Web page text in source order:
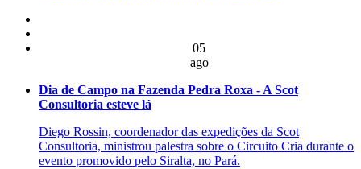
05
ago
Dia de Campo na Fazenda Pedra Roxa - A Scot
Consultoria esteve lá
Diego Rossin, coordenador das expedições da Scot
Consultoria, ministrou palestra sobre o Circuito Cria durante o
evento promovido pelo Siralta, no Pará.